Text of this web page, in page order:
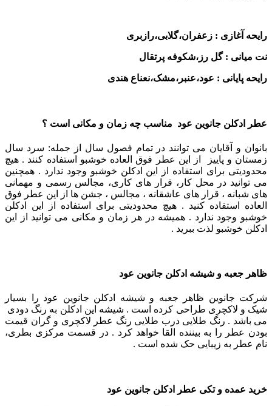
رایحه آغازی : زعفران،گلابی،رازبری
نت میانی : گل رز،شکوفه پرتقال
رایحه پایانی : عود،عنبر،مشک،نعناع هندی
عطر ادکلن جانوین عود مناسب چه زمان و مکانی است ؟
بانوان و آقایان می توانند در تمام فصول سال از جمله: سرد سال
زمستان و پاییز از این عطر فوق العاده خوشبو استفاده کنند . هیچ
محدودیتی برای استفاده از این ادکلن خوشبو وجود ندارد . همچنین
می توانید در محل کار، قرار های کاری، مجالس رسمی و مهمانی
های شبانه ، قرار های عاشقانه ، مجالس ، جشن ها از این عطر فوق
العاده استفاده کنید . هیچ محدودیتی برای استفاده از این ادکلن
خوشبو وجود ندارد . همیشه در هر زمان و مکانی می توانید از این
ادکلن خوشبو لذت ببرید .
ظاهر جعبه و شیشه ادکلن جانوین عود
شرکت جانوین ظاهر جعبه و شیشه ادکلن جانوین عود را بسیار
شیک و لاکچری طراحی کرده است . شیشه این ادکلن به رنگ دودی
می باشد . رنگ طلایی درب طلایی رنگ عطر لاکچری و گران قیمت
بودن عطر را به بیننده القا خواهد کرد .در قسمت مرکزی بطری،
نام عطر به زیبایی حک شده است .
خرید عمده و تکی عطر ادکلن جانوین عود